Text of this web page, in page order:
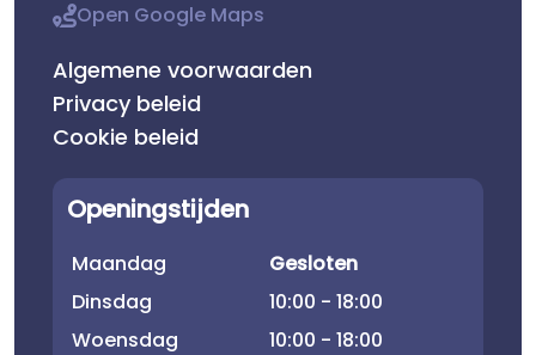
Open Google Maps
Algemene voorwaarden
Privacy beleid
Cookie beleid
Openingstijden
Maandag
Gesloten
Dinsdag
10:00 - 18:00
Woensdag
10:00 - 18:00